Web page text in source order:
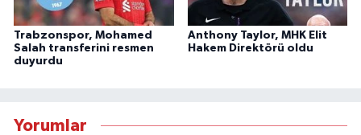
Trabzonspor, Mohamed
Salah transferini resmen
duyurdu
Anthony Taylor, MHK Elit
Hakem Direktörü oldu
Yorumlar